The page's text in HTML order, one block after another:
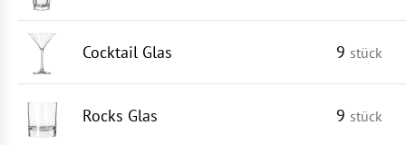
Cocktail Glas 9 stück
Rocks Glas 9 stück